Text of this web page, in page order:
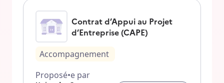
Contrat d’Appui au Projet
d’Entreprise (CAPE)
Accompagnement
Proposé•e par